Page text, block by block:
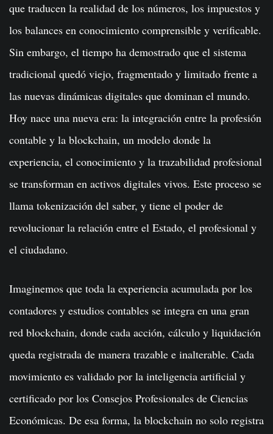
que traducen la realidad de los números, los impuestos y
los balances en conocimiento comprensible y verificable.
Sin embargo, el tiempo ha demostrado que el sistema
tradicional quedó viejo, fragmentado y limitado frente a
las nuevas dinámicas digitales que dominan el mundo.
Hoy nace una nueva era: la integración entre la profesión
contable y la blockchain, un modelo donde la
experiencia, el conocimiento y la trazabilidad profesional
se transforman en activos digitales vivos. Este proceso se
llama tokenización del saber, y tiene el poder de
revolucionar la relación entre el Estado, el profesional y
el ciudadano.
Imaginemos que toda la experiencia acumulada por los
contadores y estudios contables se integra en una gran
red blockchain, donde cada acción, cálculo y liquidación
queda registrada de manera trazable e inalterable. Cada
movimiento es validado por la inteligencia artificial y
certificado por los Consejos Profesionales de Ciencias
Económicas. De esa forma, la blockchain no solo registra